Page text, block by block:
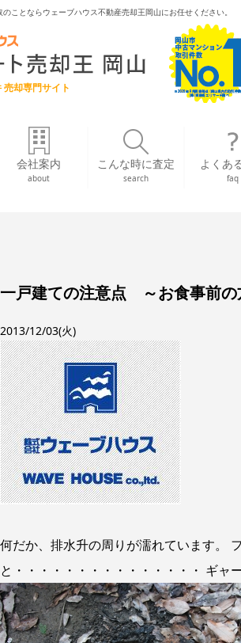
ことならウェーブハウス不動産売却王岡山にお任せください。
却専門サイト
会社案内
about
こんな時に査定
search
よくあ
faq
一戸建ての注意点 ～お食事前の
2013/12/03(火)
何だか、排水升の周りが濡れています。
と・・・・・・・・・・・・・・・ ギャ